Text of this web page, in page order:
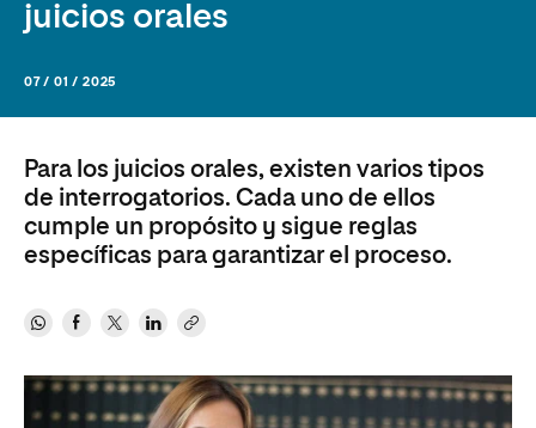
juicios orales
07 / 01 / 2025
Para los juicios orales, existen varios tipos
de interrogatorios. Cada uno de ellos
cumple un propósito y sigue reglas
específicas para garantizar el proceso.